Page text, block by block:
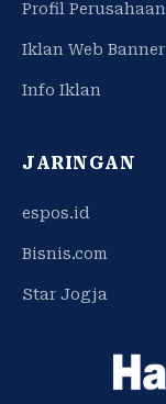
Profil Perusahaan
Iklan Web Banner
Info Iklan
JARINGAN
espos.id
Bisnis.com
Star Jogja